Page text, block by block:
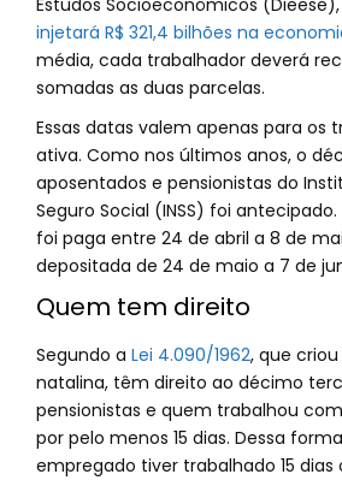
Estudos Socioeconômicos
injetará R$ 321,4 bilhões na
média, cada trabalhador deverá
somadas as duas parcelas.
Essas datas valem apenas para os
ativa. Como nos últimos anos, o
aposentados e pensionistas do
Seguro Social (INSS) foi
foi paga entre 24 de abril a 8 de
depositada de 24 de maio a 7 de
Quem tem direito
Segundo a Lei 4.090/1962, que
natalina, têm direito ao décimo
pensionistas e quem trabalhou
por pelo menos 15 dias. Dessa
empregado tiver trabalhado 15 dias